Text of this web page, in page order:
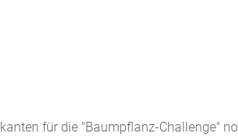
für die "Baumpflanz-Challenge"